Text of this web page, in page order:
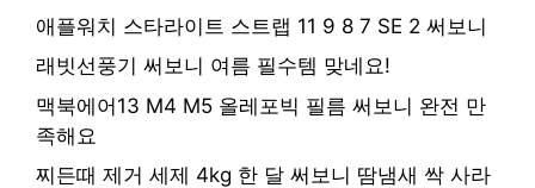
애플워치 스타라이트 스트랩 11 9 8 7 SE 2 써보니
래빗선풍기 써보니 여름 필수템 맞네요!
맥북에어13 M4 M5 올레포빅 필름 써보니 완전 만
족해요
찌든때 제거 세제 4kg 한 달 써보니 땀냄새 싹 사라